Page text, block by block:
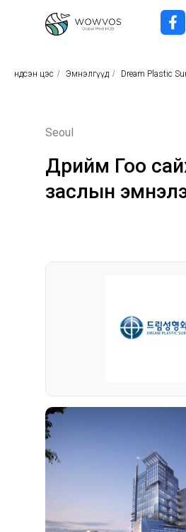
Үндсэн цэс / Эмнэлгүүд / Dream Plastic
Дрийм Гоо
заслын
Seoul